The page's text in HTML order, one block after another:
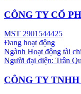
CÔNG TY CỔ
MST 2901544425
Đang hoạt động
Ngành Hoạt động tài
Người đại diện: Trần
CÔNG TY